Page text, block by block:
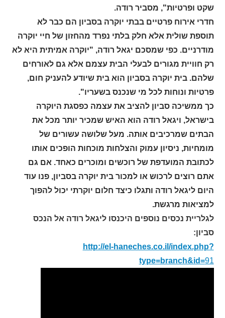
שקט ופרטיות", מסביר רודה.
חדרי אירוח פרטיים בבתי יוקרה בסביון הם כבר לא
תוספת שולית אלא חלק בלתי נפרד מהחזון של חיי יוקרה
מודרניים. כפי שמסכם יגאל רודה, "יוקרה אמיתית היא לא
רק חוויית מגורים לבעלי הבית עצמם אלא גם לאורחים
שלהם. בית יוקרה בסביון הוא בית שיודע להעניק חום,
פרטיות ונוחות לכל מי שנכנס בשעריו".
כך ממשיכה סביון להציב את עצמה כפסגת היוקרה
בישראל, ויגאל רודה הוא האיש שמכיר יותר מכל את
הבתים שמרכיבים אותה. מעל שלושה עשורים של
מומחיות, ניסיון עמוק והצלחות מוכחות הופכים אותו
לכתובת המועדפת של רוכשים ומוכרים כאחד. אם גם
אתם רוצים לרכוש או למכור בית יוקרה בסביון, פנו עוד
היום ליגאל רודה ותגלו כיצד חלום יוקרתי יכול להפוך
למציאות מרגשת.
לגלריית נכסים נוספים היכנסו ליגאל רודה אל הנכס
סביון:
http://el-haneches.co.il/index.php?
type=branch&id=91